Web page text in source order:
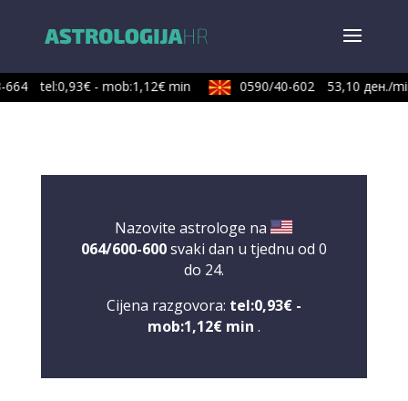
tel:0,93€ - mob:1,12€ min 0590/40-602 53,10 ден./min
Nazovite astrologe na
064/600-600svaki dan u tjednu od 0
do 24.
Cijena razgovora: tel:0,93€ -
mob:1,12€ min .